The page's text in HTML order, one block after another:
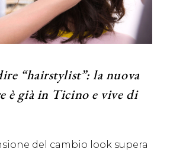
“hairstylist”: la nuova
è già in Ticino e vive di
del cambio look supera